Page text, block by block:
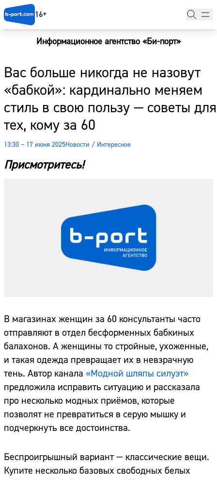
16+
Информационное агентство «Би-порт»
Вас больше никогда не назовут
«бабкой»: кардинально меняем
стиль в свою пользу — советы для
тех, кому за 60
13:30 – 17 июня 2025Новости / Интересное
Присмотритесь!
В магазинах женщин за 60 консультанты часто
отправляют в отдел бесформенных бабкиных
балахонов. А женщины то стройные, ухоженные,
и такая одежда превращает их в невзрачную
тень. Автор канала «Модной шляпы силуэт»
предложила исправить ситуацию и рассказала
про несколько модных приёмов, которые
позволят не превратиться в серую мышку и
подчеркнуть все достоинства.
Беспроигрышный вариант — классические вещи.
Купите несколько базовых свободных белых
Новости
Наши гости
Фоторепортажи
Погода
Курсы валют